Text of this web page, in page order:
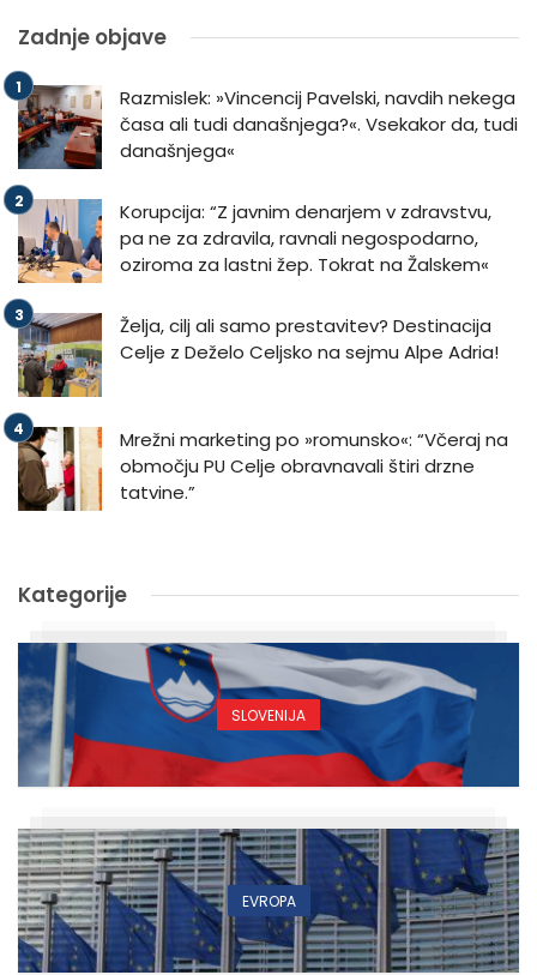
Zadnje objave
Razmislek: »Vincencij Pavelski, navdih nekega
časa ali tudi današnjega?«. Vsekakor da, tudi
današnjega«
Korupcija: “Z javnim denarjem v zdravstvu,
pa ne za zdravila, ravnali negospodarno,
oziroma za lastni žep. Tokrat na Žalskem«
Želja, cilj ali samo prestavitev? Destinacija
Celje z Deželo Celjsko na sejmu Alpe Adria!
Mrežni marketing po »romunsko«: “Včeraj na
območju PU Celje obravnavali štiri drzne
tatvine.”
Kategorije
SLOVENIJA
EVROPA